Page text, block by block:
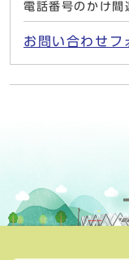
電話番号のかけ間
お問い合わせフ